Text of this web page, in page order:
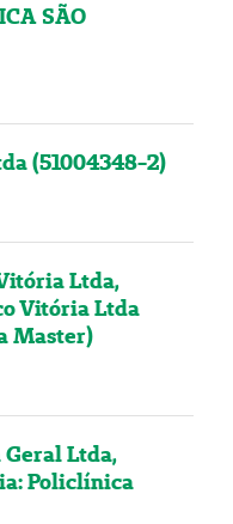
SÃO
(51004348-2)
Ltda,
Vitória Ltda
Master)
Ltda,
Policlínica